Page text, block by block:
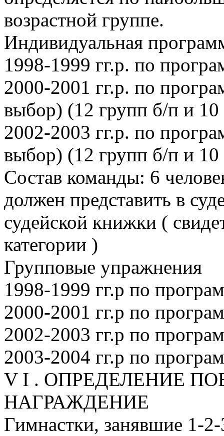
возрастной группе.
Индивидуальная
1998-1999 гг.р. по
2000-2001 гг.р. по
выбор) (12 групп б/п и
2002-2003 гг.р. по
выбор) (12 групп б/п и
Состав команды: 6
должен представить в
судейской книжки (
категории )
Групповые упражнения
1998-1999 гг.р по
2000-2001 гг.р по
2002-2003 гг.р по
2003-2004 гг.р по
V I . ОПРЕДЕЛЕНИЕ
НАГРАЖДЕНИЕ
Гимнастки, занявшие 1-